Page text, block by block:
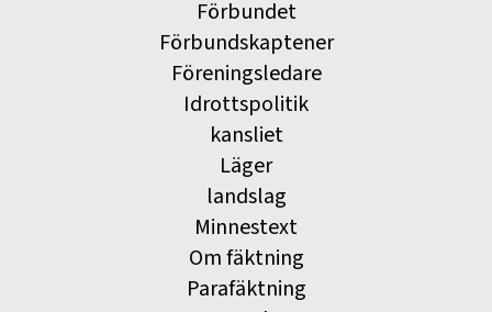
Förbundet
Förbundskaptener
Föreningsledare
Idrottspolitik
kansliet
Läger
landslag
Minnestext
Om fäktning
Parafäktning